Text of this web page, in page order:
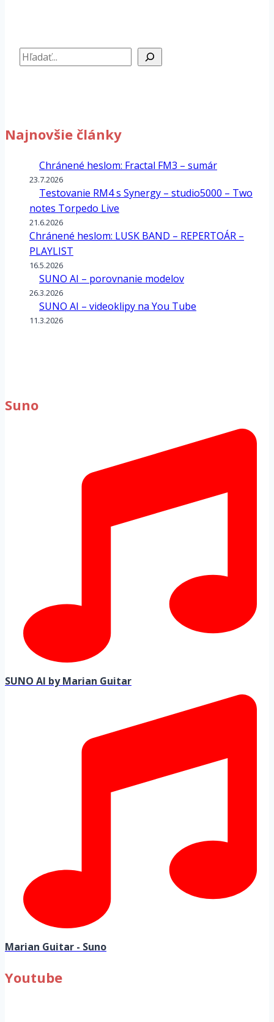
Hľadať
Najnovšie články
Chránené heslom: Fractal FM3 – sumár
23.7.2026
Testovanie RM4 s Synergy – studio5000 – Two
notes Torpedo Live
21.6.2026
Chránené heslom: LUSK BAND – REPERTOÁR –
PLAYLIST
16.5.2026
SUNO AI – porovnanie modelov
26.3.2026
SUNO AI – videoklipy na You Tube
11.3.2026
Suno
SUNO AI by Marian Guitar
Marian Guitar - Suno
Youtube